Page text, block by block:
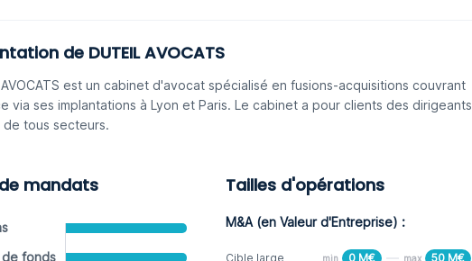
de DUTEIL AVOCATS
AVOCATS est un cabinet d'avocat spécialisé en fusions-acquisitions couvrant
via ses implantations à Lyon et Paris. Le cabinet a pour clients des dirigeants
de tous secteurs.
mandats
fonds
Tailles d'opérations
M&A (en Valeur d'Entreprise) :
Cible large min 0 M€ max 50 M€